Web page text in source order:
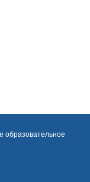
образовательное